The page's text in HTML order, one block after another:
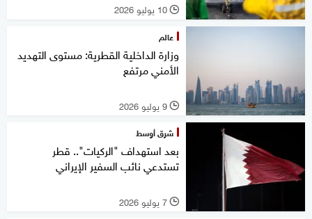
l 10 يوليو 2026
عالم
وزارة الداخلية القطرية: مستوى التهديد
الأمني مرتفع
l 9 يوليو 2026
شرق أوسط
بعد استهداف "الركيات".. قطر
تستدعي نائب السفير الإيراني
l 7 يوليو 2026